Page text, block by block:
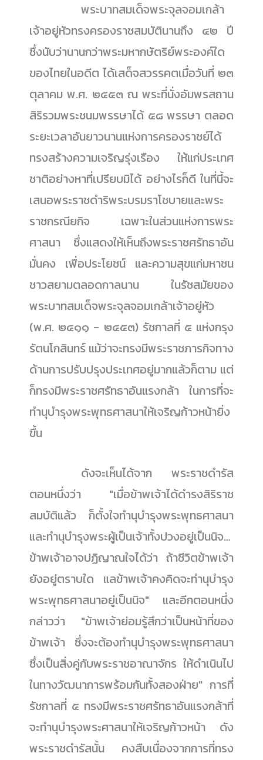
พระบาทสมเด็จพระจุลจอมเกล้า
เจ้าอยู่หัวทรงครองราชสมบัตินานถึง ๔๒ ปี
ซึ่งนับว่านานกว่าพระมหากษัตริย์พระองค์ใด
ของไทยในอดีต ได้เสด็จสวรรคตเมื่อวันที่ ๒๓
ตุลาคม พ.ศ. ๒๔๕๓ ณ พระที่นั่งอัมพรสถาน
สิริรวมพระชนมพรรษาได้ ๕๘ พรรษา ตลอด
ระยะเวลาอันยาวนานแห่งการครองราชย์ได้
ทรงสร้างความเจริญรุ่งเรือง ให้แก่ประเทศ
ชาติอย่างหาที่เปรียบมิได้ อย่างไรก็ดี ในที่นี้จะ
เสนอพระราชดำริพระบรมราโชบายและพระ
ราชกรณียกิจ เฉพาะในส่วนแห่งการพระ
ศาสนา ซึ่งแสดงให้เห็นถึงพระราชศรัทธาอัน
มั่นคง เพื่อประโยชน์ และความสุขแก่มหาชน
ชาวสยามตลอดกาลนาน ในรัชสมัยของ
พระบาทสมเด็จพระจุลจอมเกล้าเจ้าอยู่หัว
(พ.ศ. ๒๔๑๑ - ๒๔๕๓) รัชกาลที่ ๕ แห่งกรุง
รัตนโกสินทร์ แม้ว่าจะทรงมีพระราชภารกิจทาง
ด้านการปรับปรุงประเทศอยู่มากแล้วก็ตาม แต่
ก็ทรงมีพระราชศรัทธาอันแรงกล้า ในการที่จะ
ทำนุบำรุงพระพุทธศาสนาให้เจริญก้าวหน้ายิ่ง
ขึ้น
ดังจะเห็นได้จาก พระราชดำรัส
ตอนหนึ่งว่า "เมื่อข้าพเจ้าได้ดำรงสิริราช
สมบัติแล้ว ก็ตั้งใจทำนุบำรุงพระพุทธศาสนา
และทำนุบำรุงพระผู้เป็นเจ้าทั้งปวงอยู่เป็นนิจ…
ข้าพเจ้าอาจปฏิญาณใจได้ว่า ถ้าชีวิตข้าพเจ้า
ยังอยู่ตราบใด แลข้าพเจ้าคงคิดจะทำนุบำรุง
พระพุทธศาสนาอยู่เป็นนิจ" และอีกตอนหนึ่ง
กล่าวว่า "ข้าพเจ้าย่อมรู้สึกว่าเป็นหน้าที่ของ
ข้าพเจ้า ซึ่งจะต้องทำนุบำรุงพระพุทธศาสนา
ซึ่งเป็นสิ่งคู่กับพระราชอาณาจักร ให้ดำเนินไป
ในทางวัฒนาการพร้อมกันทั้งสองฝ่าย" การที่
รัชกาลที่ ๕ ทรงมีพระราชศรัทธาอันแรงกล้าที่
จะทำนุบำรุงพระศาสนาให้เจริญก้าวหน้า ดัง
พระราชดำรัสนั้น คงสืบเนื่องจากการที่ทรง